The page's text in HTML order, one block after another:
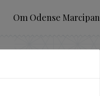
Om Odense Marcipan